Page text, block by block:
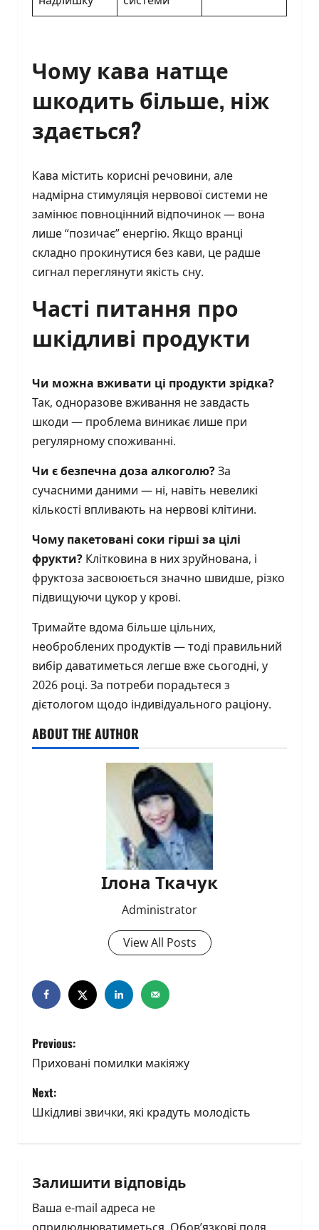
Чому кава натще
шкодить більше, ніж
здається?
Кава містить корисні речовини, але
надмірна стимуляція нервової системи не
замінює повноцінний відпочинок — вона
лише “позичає” енергію. Якщо вранці
складно прокинутися без кави, це радше
сигнал переглянути якість сну.
Часті питання про
шкідливі продукти
Чи можна вживати ці продукти зрідка?
Так, одноразове вживання не завдасть
шкоди — проблема виникає лише при
регулярному споживанні.
Чи є безпечна доза алкоголю?За
сучасними даними — ні, навіть невеликі
кількості впливають на нервові клітини.
Чому пакетовані соки гірші за цілі
фрукти? Клітковина в них зруйнована, і
фруктоза засвоюється значно швидше, різко
підвищуючи цукор у крові.
Тримайте вдома більше цільних,
необроблених продуктів — тоді правильний
вибір даватиметься легше вже сьогодні, у
2026 році. За потреби порадьтеся з
дієтологом щодо індивідуального раціону.
ABOUT THE AUTHOR
Ілона Ткачук
Administrator
View All Posts
P
o
s
t
a
v
Previous:
Приховані помилки макіяжу
Next:
Шкідливі звички, які крадуть молодість
Залишити відповідь
Ваша e-mail адреса не